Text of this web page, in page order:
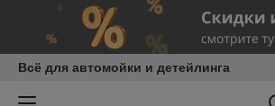
Всё для автомойки и детейлинга